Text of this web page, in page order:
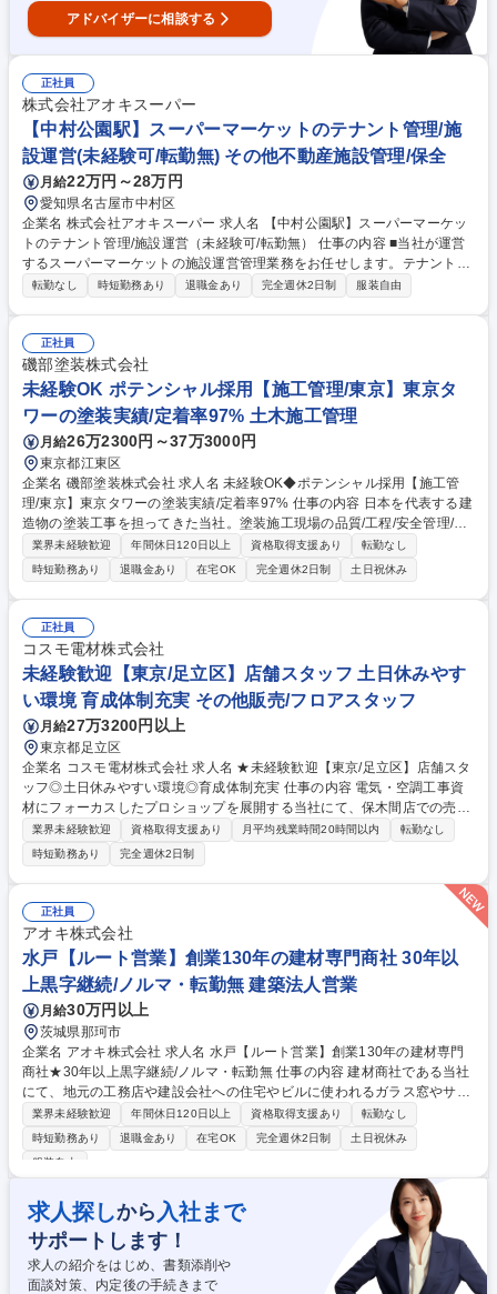
アドバイザーに相談する
正社員
株式会社アオキスーパー
【中村公園駅】スーパーマーケットのテナント管理/施
設運営(未経験可/転勤無) その他不動産施設管理/保全
月給22万円～28万円
愛知県名古屋市中村区
企業名 株式会社アオキスーパー 求人名 【中村公園駅】スーパーマーケッ
トのテナント管理/施設運営（未経験可/転勤無） 仕事の内容 ■当社が運営
するスーパーマーケットの施設運営管理業務をお任せします。テナント店
舗の誘致や契約管理、施設修繕の手配、店舗改装時の検討・各所調整等が
務 ■店舗の修繕修理手配、リニューアル時(毎年4店舗程度)の工事会社手
配・レイアウト調整 など ★地主様やテナントなど、長い期間での関係構
築が重要なお仕事です。また、店舗をスムーズに運営するための要となる
ポジションです。 募集職種 【中村公園駅】スーパーマーケットのテナン
ト管理/施設運営（未経験可/転勤無）
転勤なし 時短勤務あり 退職金あり 完全週休2日制 服装自由
正社員
磯部塗装株式会社
未経験OK ポテンシャル採用【施工管理/東京】東京タ
ワーの塗装実績/定着率97% 土木施工管理
月給26万2300円～37万3000円
東京都江東区
企業名 磯部塗装株式会社 求人名 未経験OK◆ポテンシャル採用【施工管
理/東京】東京タワーの塗装実績/定着率97% 仕事の内容 日本を代表する建
造物の塗装工事を担ってきた当社。塗装施工現場の品質/工程/安全管理/協
力会社の職人やお客様との折衝をお任せします！ 【施工実績】東京タワ
ー・レインボーブリッジ・明石海峡大橋など 【入社直後】先輩サポートの
もと施工現場を見ながら書類作成や補助からスタート！充実したOJT体制
により着実に成長していけます。 【将来的にお任せする業務】約3年を目
途に小規模現場の管理や現場の予算立てが出来るようになっていただくこ
とを期待しています。 【教育】独自のカリキュラムを用いてOJTを通して
成長頂きます。 【働き方】転勤なし/完全週休二日制/年間休日123日と働
きやすい環境 募集職種 未経験OK◆ポテンシャル採用【施工管理/東京】東
京タワーの塗装実績/定着率97%
業界未経験歓迎 年間休日120日以上 資格取得支援あり
転勤なし
時短勤務あり
退職金あり 在宅OK 完全週休2日制 土日祝休み
正社員
コスモ電材株式会社
未経験歓迎【東京/足立区】店舗スタッフ 土日休みやす
い環境 育成体制充実 その他販売/フロアスタッフ
月給27万3200円以上
東京都足立区
企業名 コスモ電材株式会社 求人名 ★未経験歓迎【東京/足立区】店舗スタ
ッフ◎土日休みやすい環境◎育成体制充実 仕事の内容 電気・空調工事資
材にフォーカスしたプロショップを展開する当社にて、保木間店での売り
場担当をお任せします。「職人さんから圧倒的に愛される、独自の販売ス
タイルを持ったニッチトップ企業」です。 【業務詳細】 ■売り場作り（商
品陳列など） ■接客対応・レジ ■清掃などの店内業務 ※業界未経験者でも
ご活躍いただけるよう半年程度かけて丁寧にOJTを行います。現在の従業
員の9割が未経験からのスタートで活躍しております！ 募集職種 ★未経験
歓迎【東京/足立区】店舗スタッフ◎土日休みやすい環境◎育成体制充実
業界未経験歓迎 資格取得支援あり 月平均残業時間20時間以内
転勤なし
時短勤務あり
完全週休2日制
正社員
アオキ株式会社
水戸【ルート営業】創業130年の建材専門商社 30年以
上黒字継続/ノルマ・転勤無 建築法人営業
月給30万円以上
茨城県那珂市
企業名 アオキ株式会社 求人名 水戸【ルート営業】創業130年の建材専門
商社★30年以上黒字継続/ノルマ・転勤無 仕事の内容 建材商社である当社
にて、地元の工務店や建設会社への住宅やビルに使われるガラス窓やサッ
シなどの建材、エクステリアの販売や施工提案などをお任せします。お客
様の頼れるパートナーとなり、地域の街作りに貢献◎ ■茨城県内の20～25
社ほどの既存顧客を担当。数十年にわたるお付き合いのあるお客様が多
し、課題に寄り添った提案を行っていきます。 【入社後】2ヶ月間は本社
での研修からスタート。製造工場や仕入れ部門を回り、製品の仕組みや強
みを手で触れながら学びます。その後は支店長やベテラン社員の丁寧なOJ
T。業界未経験でも安心して成長できます◎ 募集職種 水戸【ルート営業】
創業130年の建材専門商社★30年以上黒字継続/ノルマ・転勤無
業界未経験歓迎 年間休日120日以上 資格取得支援あり
転勤なし
時短勤務あり
退職金あり 在宅OK 完全週休2日制
土日祝休み
服装自由
求人探しから 入社まで
サポートします！
求人の紹介をはじめ、書類添削や
面談対策、内定後の手続きまで